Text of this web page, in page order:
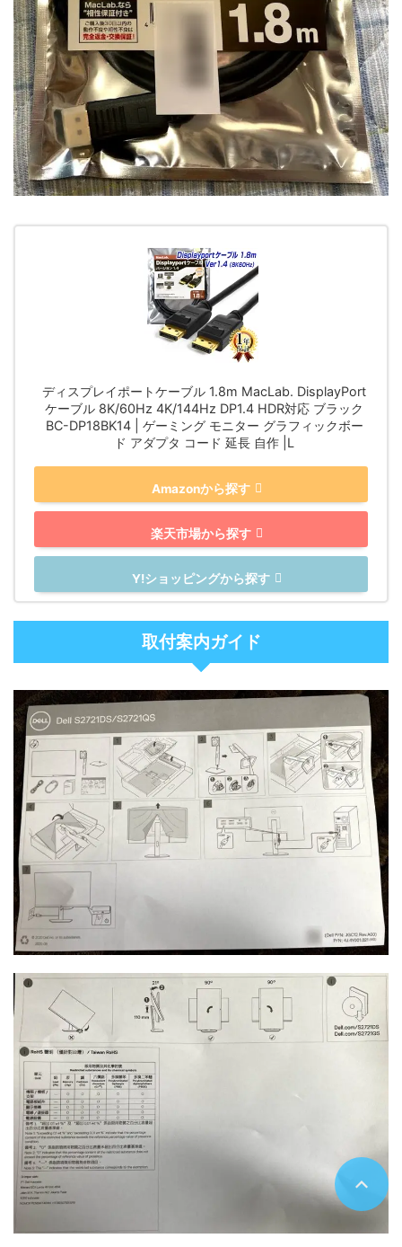
ディスプレイポートケーブル 1.8m MacLab. DisplayPort
ケーブル 8K/60Hz 4K/144Hz DP1.4 HDR対応 ブラック
BC-DP18BK14 | ゲーミング モニター グラフィックボー
ド アダプタ コード 延長 自作 |L
Amazonから探す
楽天市場から探す
Y!ショッピングから探す
取付案内ガイド